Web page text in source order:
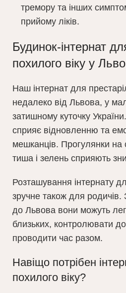
тремору та інших
прийому ліків.
Будинок-інтернат
похилого віку у
Наш інтернат для
недалеко від Львова, у
затишному куточку
сприяє відновленню та
мешканців. Прогулянки на
тиша і зелень сприяють
Розташування інтернату
зручне також для родичів.
до Львова вони можуть
близьких, контролювати
проводити час разом.
Навіщо потрібен
похилого віку?